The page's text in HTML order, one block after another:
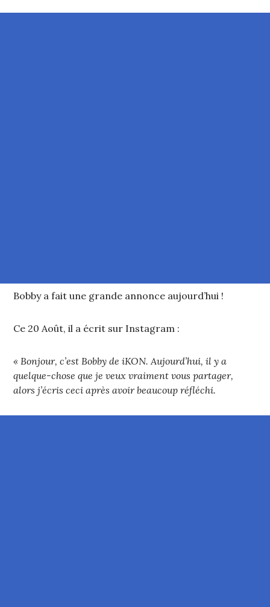
Bobby a fait une grande annonce aujourd’hui !
Ce 20 Août, il a écrit sur Instagram :
« Bonjour, c’est Bobby de iKON. Aujourd’hui, il y a
quelque-chose que je veux vraiment vous partager,
alors j’écris ceci après avoir beaucoup réfléchi.